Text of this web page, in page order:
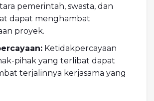
pemerintah, swasta, dan
dapat menghambat
proyek.
Ketidakpercayaan
pihak yang terlibat dapat
terjalinnya kerjasama yang